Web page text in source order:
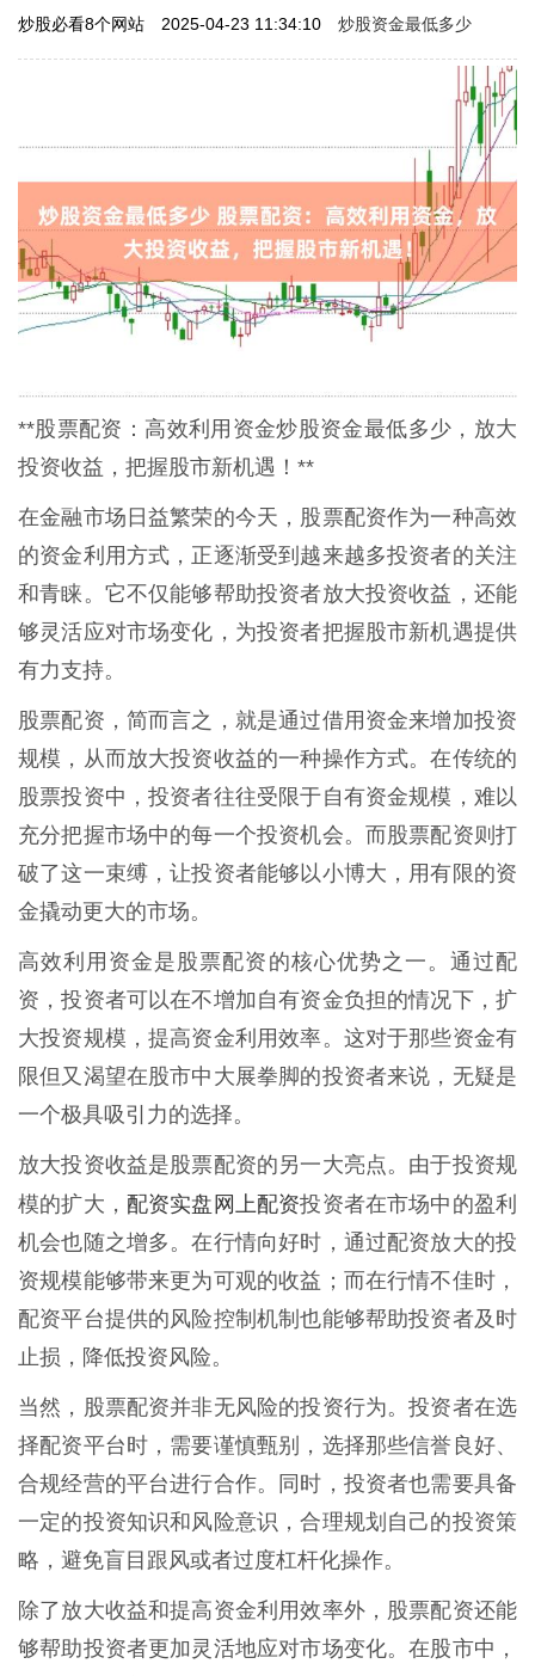
炒股必看8个网站 2025-04-23 11:34:10 炒股资金最低多少
**股票配资：高效利用资金炒股资金最低多少，放大
投资收益，把握股市新机遇！**
在金融市场日益繁荣的今天，股票配资作为一种高效
的资金利用方式，正逐渐受到越来越多投资者的关注
和青睐。它不仅能够帮助投资者放大投资收益，还能
够灵活应对市场变化，为投资者把握股市新机遇提供
有力支持。
股票配资，简而言之，就是通过借用资金来增加投资
规模，从而放大投资收益的一种操作方式。在传统的
股票投资中，投资者往往受限于自有资金规模，难以
充分把握市场中的每一个投资机会。而股票配资则打
破了这一束缚，让投资者能够以小博大，用有限的资
金撬动更大的市场。
高效利用资金是股票配资的核心优势之一。通过配
资，投资者可以在不增加自有资金负担的情况下，扩
大投资规模，提高资金利用效率。这对于那些资金有
限但又渴望在股市中大展拳脚的投资者来说，无疑是
一个极具吸引力的选择。
放大投资收益是股票配资的另一大亮点。由于投资规
模的扩大， 配资实盘网上配资投资者在市场中的盈利
机会也随之增多。在行情向好时，通过配资放大的投
资规模能够带来更为可观的收益；而在行情不佳时，
配资平台提供的风险控制机制也能够帮助投资者及时
止损，降低投资风险。
当然，股票配资并非无风险的投资行为。投资者在选
择配资平台时，需要谨慎甄别，选择那些信誉良好、
合规经营的平台进行合作。同时，投资者也需要具备
一定的投资知识和风险意识，合理规划自己的投资策
略，避免盲目跟风或者过度杠杆化操作。
除了放大收益和提高资金利用效率外，股票配资还能
够帮助投资者更加灵活地应对市场变化。在股市中，